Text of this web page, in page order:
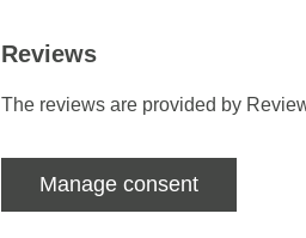
Reviews
The reviews are provided by
Manage consent